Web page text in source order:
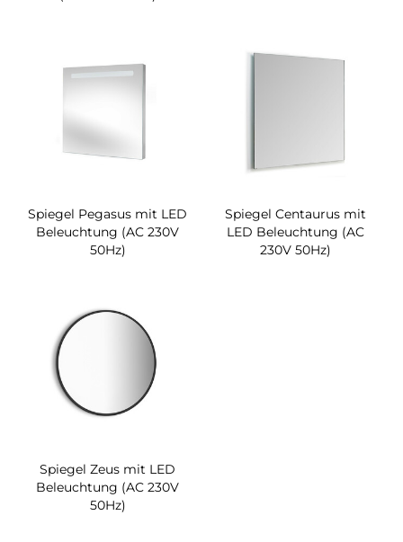
Spiegel Pegasus mit LED
Beleuchtung (AC 230V
50Hz)
Spiegel Centaurus mit
LED Beleuchtung (AC
230V 50Hz)
Spiegel Zeus mit LED
Beleuchtung (AC 230V
50Hz)